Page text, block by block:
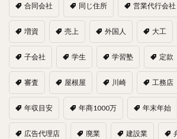
合同会社 同じ住所 営業代行会社
増資 売上 外国人 大工
子会社 学生 学習塾 定款
審査 屋根屋 川崎 工務店
年収目安 年商1000万 年末年始
広告代理店 廃業 建設業